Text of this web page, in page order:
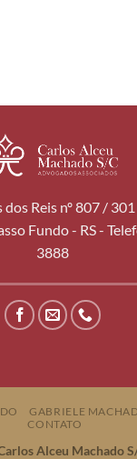
dos Reis nº 807 /
Fundo - RS -
3888
GABRIELE
CONTATO
Alceu Machado